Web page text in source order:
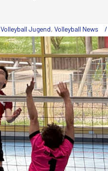
Volleyball Jugend, Volleyball News